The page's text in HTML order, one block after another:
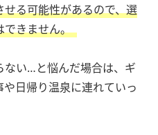
る可能性があるので、選
できません。
ない…と悩んだ場合は、ギ
日帰り温泉に連れていっ